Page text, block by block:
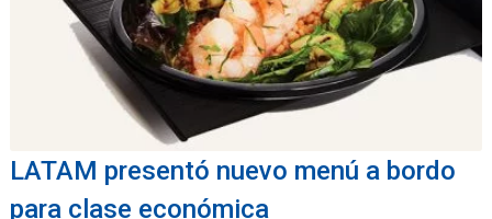
LATAM presentó nuevo menú a bordo
para clase económica